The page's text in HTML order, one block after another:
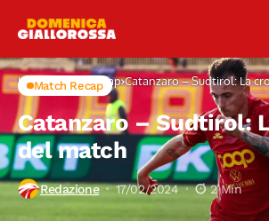
Home Match Recap Catanzaro – Sudtirol: La
Match Recap
Catanzaro – Sudtirol:
del match
Redazione 17/02/2024 2 Min